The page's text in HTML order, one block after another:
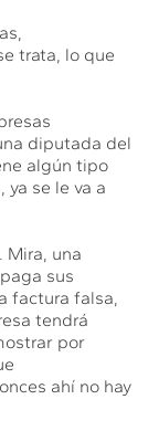
trata, lo que
diputada del
algún tipo
se le va a
Mira, una
sus
factura falsa,
tendrá
por
ahí no hay